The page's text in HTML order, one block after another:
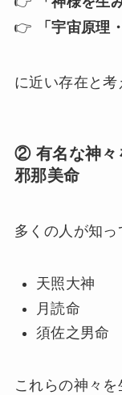
👉
「宇宙原理
に近い存在と考
② 有名な神々
邪那美命
多くの人が知っ
天照大神
月読命
須佐之男命
これらの神々を